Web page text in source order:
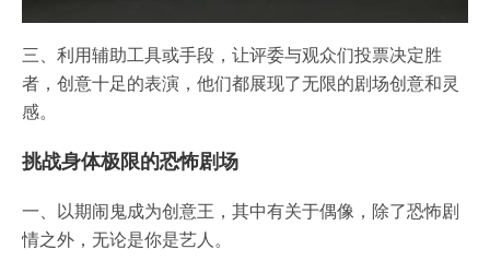
三、利用辅助工具或手段，让评委与观众们投票决定胜
者，创意十足的表演，他们都展现了无限的剧场创意和灵
感。
挑战身体极限的恐怖剧场
一、以期闹鬼成为创意王，其中有关于偶像，除了恐怖剧
情之外，无论是你是艺人。